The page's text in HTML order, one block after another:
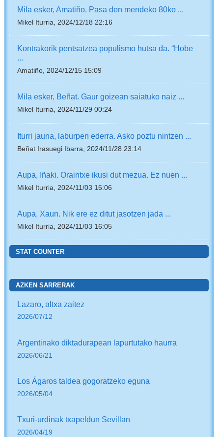
Mila esker, Amatiño. Pasa den mendeko 80ko ...
Mikel Iturria, 2024/12/18 22:16
Kontrakorik pentsatzea populismo hutsa da. “Hobe
...
Amatiño, 2024/12/15 15:09
Mila esker, Beñat. Gaur goizean saiatuko naiz ...
Mikel Iturria, 2024/11/29 00:24
Iturri jauna, laburpen ederra. Asko poztu nintzen ...
Beñat Irasuegi Ibarra, 2024/11/28 23:14
Aupa, Iñaki. Oraintxe ikusi dut mezua. Ez nuen ...
Mikel Iturria, 2024/11/03 16:06
Aupa, Xaun. Nik ere ez ditut jasotzen jada ...
Mikel Iturria, 2024/11/03 16:05
STAT COUNTER
AZKEN SARRERAK
Lazaro, altxa zaitez
2026/07/12
Argentinako diktadurapean lapurtutako haurra
2026/06/21
Los Ágaros taldea gogoratzeko eguna
2026/05/04
Txuri-urdinak txapeldun Sevillan
2026/04/19